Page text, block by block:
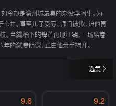
今却是渝州城最臭的杂役李阿牛。为
市井。直至儿子受辱、师门被欺，迫他再
当粪桶下的锋芒再现江湖，一场席卷
的弑妻阴谋，正由他亲手揭开。
选集
9.6 9.2